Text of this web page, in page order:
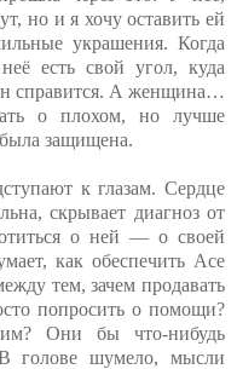
но и я хочу оставить ей
украшения. Когда
есть свой угол, куда
справится. А женщина…
о плохом, но лучше
была защищена.
к глазам. Сердце
скрывает диагноз от
о ней — о своей
как обеспечить Асе
тем, зачем продавать
попросить о помощи?
Они бы что-нибудь
голове шумело, мысли